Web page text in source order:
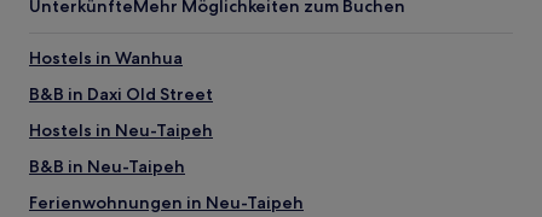
UnterkünfteMehr Möglichkeiten zum Buchen
Hostels in Wanhua
B&B in Daxi Old Street
Hostels in Neu-Taipeh
B&B in Neu-Taipeh
Ferienwohnungen in Neu-Taipeh